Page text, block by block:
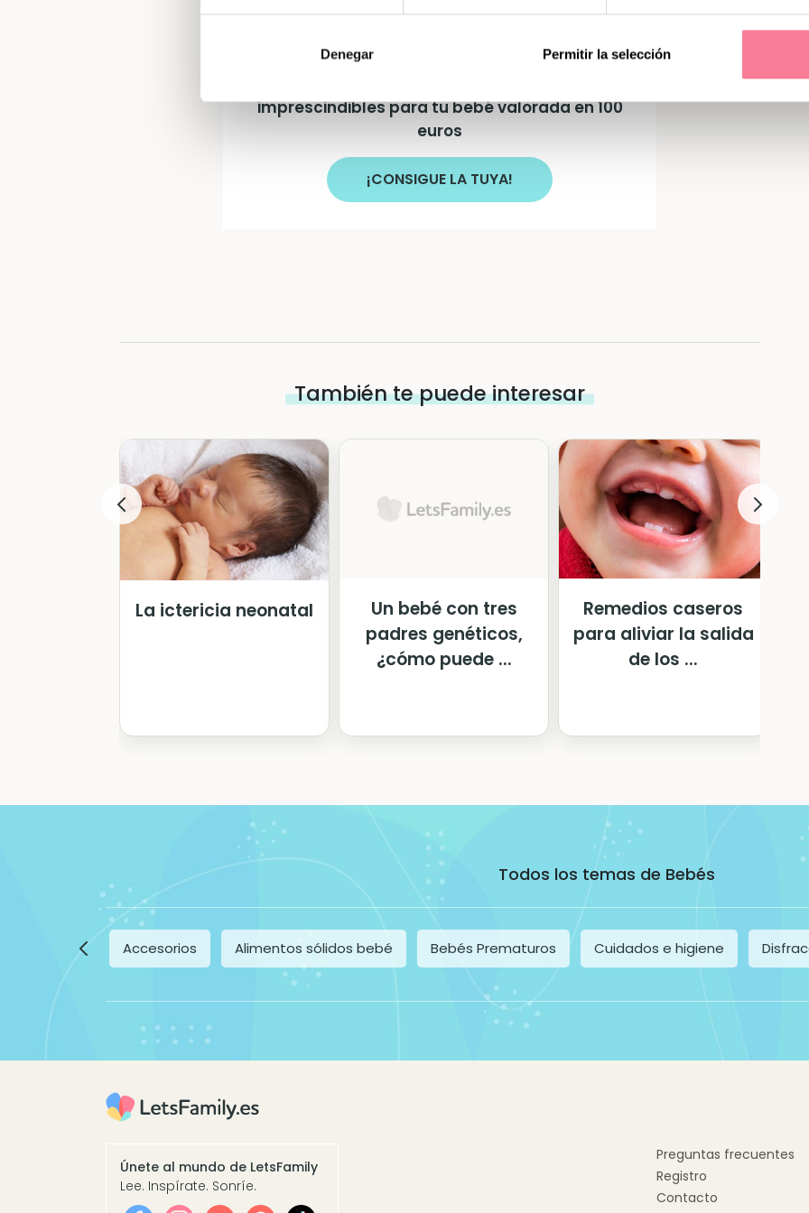
Denegar Permitir la selección
imprescindibles para tu bebé valorada en 100
euros
¡CONSIGUE LA TUYA!
También te puede interesar
La ictericia neonatal
Un bebé con tres
padres genéticos,
¿cómo puede ...
Remedios caseros
para aliviar la salida
de los ...
Todos los temas de Bebés
Accesorios Alimentos sólidos bebé Bebés Prematuros Cuidados e higiene
Únete al mundo de LetsFamily
Lee. Inspírate. Sonríe.
Preguntas frecuentes
Registro
Contacto